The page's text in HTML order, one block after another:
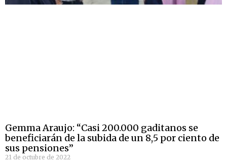
Gemma Araujo: “Casi 200.000 gaditanos se
beneficiarán de la subida de un 8,5 por ciento de
sus pensiones”
21 de octubre de 2022